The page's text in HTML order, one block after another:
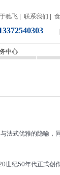
驰飞 联系我们
中心
法式优雅的隐喻，
世纪50年代正式创